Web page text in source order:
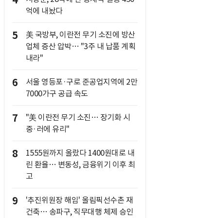
억에 내놨다
5
美 국방부, 이란전 무기 소진에 방산
업체 증산 압박… "3주 내 납품 계획
내라"
6
서울 영등포·구로 준공업지역에 2만
7000가구 공급 속도
7
"美 이란전 무기 소진… 장기화 시
중·러에 유리"
8
1555원까지 올랐다 1400원대로 내
린 환율… 변동성, 금융위기 이후 최
고
9
'추진위원장 해임' 올림픽선수촌 재
건축… 송파구, 직무대행 체제 승인